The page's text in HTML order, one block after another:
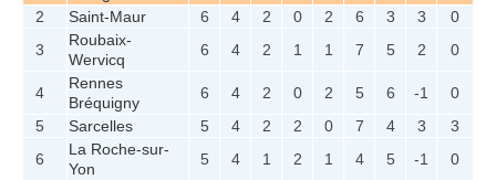
2
Saint-Maur 6 4 2 0 2 6 3 3
0
3
Roubaix-
Wervicq
6 4 2 1 1 7 5 2 0
4
Rennes
Bréquigny
6 4 2 0 2 5 6 -1
0
5
Sarcelles 5 4 2 2 0 7 4 3
3
6
La Roche-sur-
Yon
5 4 1 2 1 4 5 -1
0